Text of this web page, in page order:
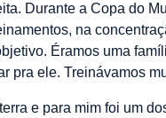
Durante a Copa do
na
Éramos uma
pra ele. Treinávamos
e para mim foi um